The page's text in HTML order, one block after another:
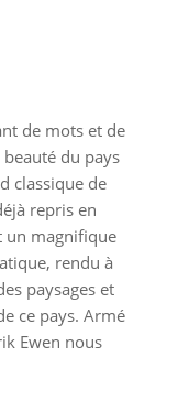
de mots et de
du pays
classique de
repris en
un magnifique
rendu à
paysages et
ce pays. Armé
Ewen nous